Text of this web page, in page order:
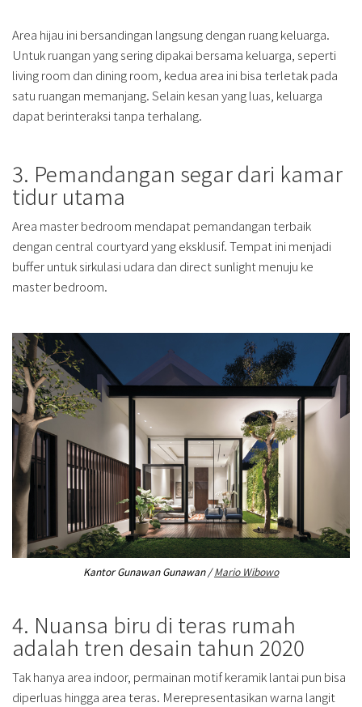
Area hijau ini bersandingan langsung dengan ruang keluarga.
Untuk ruangan yang sering dipakai bersama keluarga, seperti
living room dan dining room, kedua area ini bisa terletak pada
satu ruangan memanjang. Selain kesan yang luas, keluarga
dapat berinteraksi tanpa terhalang.
3. Pemandangan segar dari kamar
tidur utama
Area master bedroom mendapat pemandangan terbaik
dengan central courtyard yang eksklusif. Tempat ini menjadi
buffer untuk sirkulasi udara dan direct sunlight menuju ke
master bedroom.
Kantor Gunawan Gunawan /Mario Wibowo
4. Nuansa biru di teras rumah
adalah tren desain tahun 2020
Tak hanya area indoor, permainan motif keramik lantai pun bisa
diperluas hingga area teras. Merepresentasikan warna langit